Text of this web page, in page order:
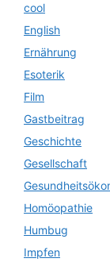
cool
English
Ernährung
Esoterik
Film
Gastbeitrag
Geschichte
Gesellschaft
Homöopathie
Humbug
Impfen